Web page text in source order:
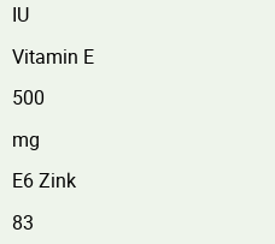
IU
Vitamin E
500
mg
E6 Zink
83